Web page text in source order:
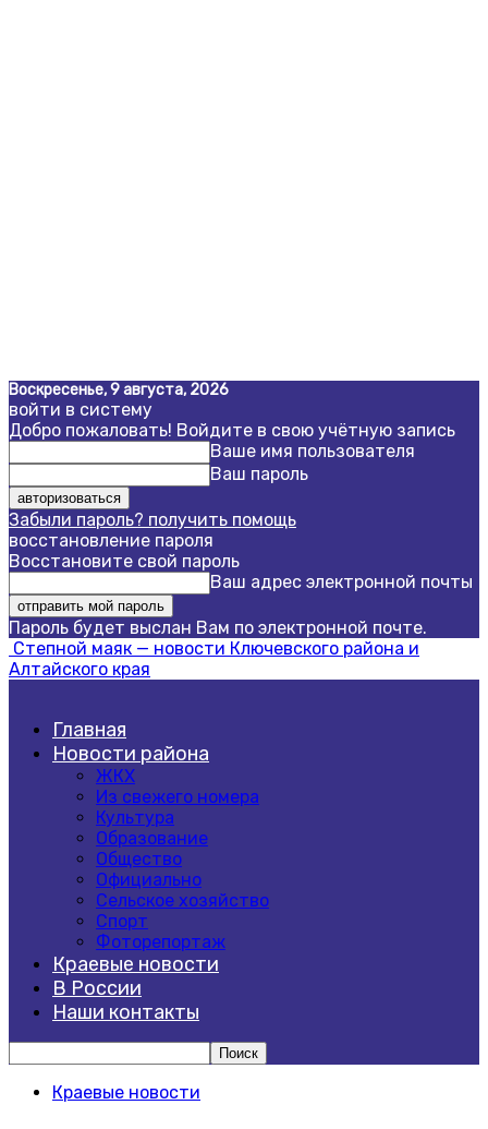
Воскресенье, 9 августа, 2026
войти в систему
Добро пожаловать! Войдите в свою учётную запись
Ваше имя пользователя
Ваш пароль
Забыли пароль? получить помощь
восстановление пароля
Восстановите свой пароль
Ваш адрес электронной почты
Пароль будет выслан Вам по электронной почте.
Степной маяк — новости Ключевского района и
Алтайского края
Главная
Новости района
ЖКХ
Из свежего номера
Культура
Образование
Общество
Официально
Сельское хозяйство
Спорт
Фоторепортаж
Краевые новости
В России
Наши контакты
Краевые новости